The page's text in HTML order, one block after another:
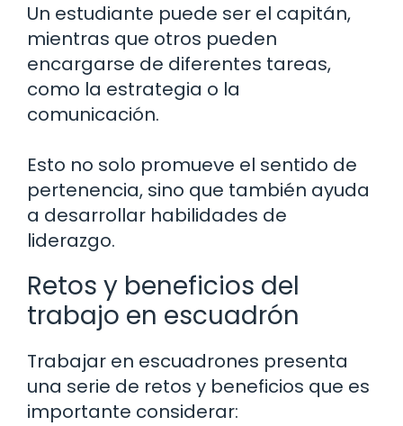
Un estudiante puede ser el capitán,
mientras que otros pueden
encargarse de diferentes tareas,
como la estrategia o la
comunicación.
Esto no solo promueve el sentido de
pertenencia, sino que también ayuda
a desarrollar habilidades de
liderazgo.
Retos y beneficios del
trabajo en escuadrón
Trabajar en escuadrones presenta
una serie de retos y beneficios que es
importante considerar: